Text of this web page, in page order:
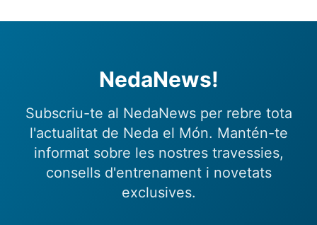
NedaNews!
Subscriu-te al NedaNews per rebre tota
l'actualitat de Neda el Món. Mantén-te
informat sobre les nostres travessies,
consells d'entrenament i novetats
exclusives.